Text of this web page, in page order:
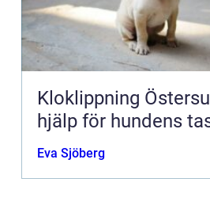
Kloklippning Östersund
hjälp för hundens
Eva Sjöberg